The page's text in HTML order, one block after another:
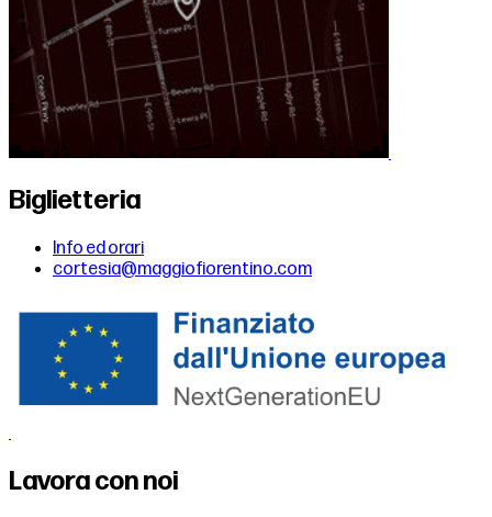
Biglietteria
Info ed orari
cortesia@maggiofiorentino.com
Lavora con noi